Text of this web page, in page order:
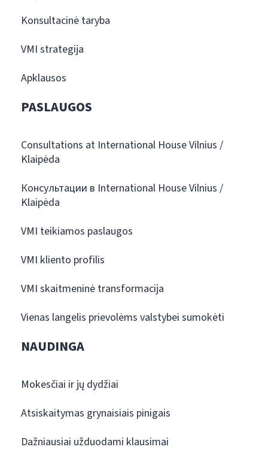
Konsultacinė taryba
VMI strategija
Apklausos
PASLAUGOS
Consultations at International House Vilnius /
Klaipėda
Консультации в International House Vilnius /
Klaipėda
VMI teikiamos paslaugos
VMI kliento profilis
VMI skaitmeninė transformacija
Vienas langelis prievolėms valstybei sumokėti
NAUDINGA
Mokesčiai ir jų dydžiai
Atsiskaitymas grynaisiais pinigais
Dažniausiai užduodami klausimai